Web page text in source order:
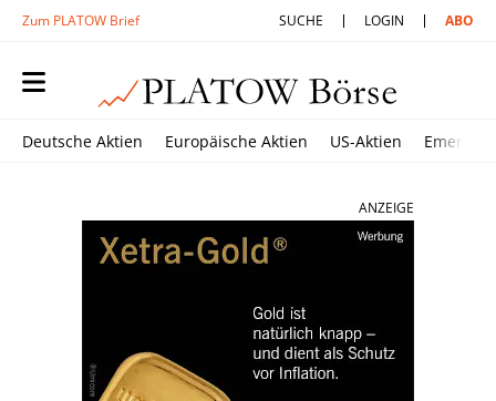
Zum PLATOW Brief SUCHE LOGIN ABO
Deutsche Aktien Europäische Aktien US-Aktien
ANZEIGE